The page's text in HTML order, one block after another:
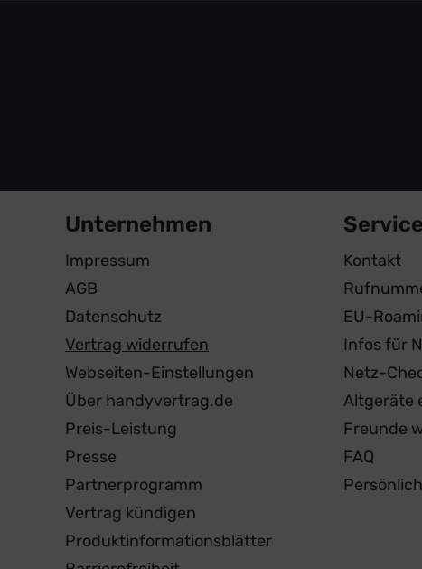
Unternehmen
Impressum
AGB
Datenschutz
Vertrag widerrufen
Webseiten-Einstellungen
Über handyvertrag.de
Preis-Leistung
Presse
Partnerprogramm
Vertrag kündigen
Produktinformationsblätter
Kontakt
EU-
Infos für
Netz-
Altgeräte
Freunde
FAQ